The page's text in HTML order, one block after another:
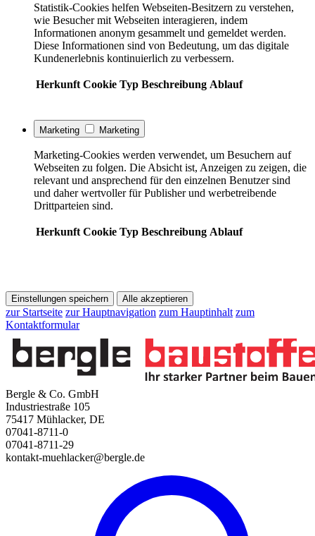
Statistik-Cookies helfen Webseiten-Besitzern zu verstehen,
wie Besucher mit Webseiten interagieren, indem
Informationen anonym gesammelt und gemeldet werden.
Diese Informationen sind von Bedeutung, um das digitale
Kundenerlebnis kontinuierlich zu verbessern.
Herkunft Cookie Typ Beschreibung Ablauf
Marketing Marketing
Marketing-Cookies werden verwendet, um Besuchern auf
Webseiten zu folgen. Die Absicht ist, Anzeigen zu zeigen, die
relevant und ansprechend für den einzelnen Benutzer sind
und daher wertvoller für Publisher und werbetreibende
Drittparteien sind.
Herkunft Cookie Typ Beschreibung Ablauf
Einstellungen speichern Alle akzeptieren
zur Startseite zur Hauptnavigation zum Hauptinhalt zum
Kontaktformular
Bergle & Co. GmbH
Industriestraße 105
75417 Mühlacker, DE
07041-8711-0
07041-8711-29
kontakt-muehlacker@bergle.de